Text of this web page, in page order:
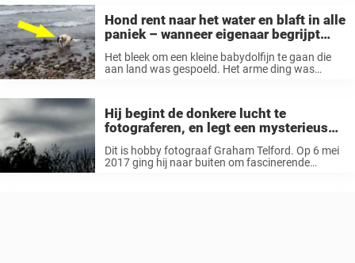
Hond rent naar het water en blaft in alle
paniek – wanneer eigenaar begrijpt
Het bleek om een kleine babydolfijn te gaan die
aan land was gespoeld. Het arme ding was
Hij begint de donkere lucht te
fotograferen, en legt een mysterieus
waanzin drijft
Dit is hobby fotograaf Graham Telford. Op 6 mei
2017 ging hij naar buiten om fascinerende